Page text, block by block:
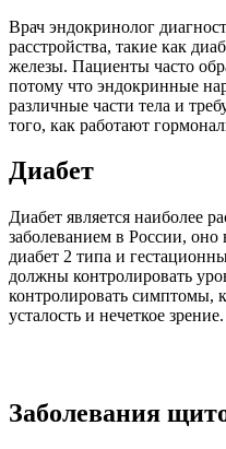
Врач эндокринолог
расстройства, такие как
железы. Пациенты часто
потому что эндокринные
различные части тела и
того, как работают
Диабет
Диабет является наиболее
заболеванием в России, оно
диабет 2 типа и
должны контролировать
контролировать симптомы,
усталость и нечеткое зрение.
Заболевания